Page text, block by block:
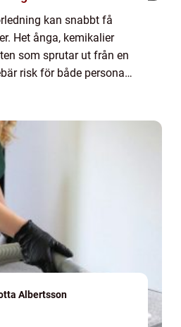
kan snabbt få
Het ånga, kemikalier
som sprutar ut från en
risk för både personal,
Albertsson